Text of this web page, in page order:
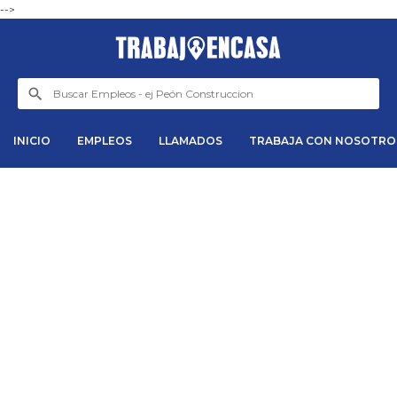
-->
INICIO EMPLEOS LLAMADOS TRABAJA CON